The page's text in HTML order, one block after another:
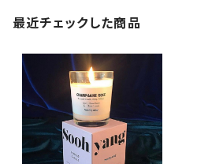
最近チェックした商品